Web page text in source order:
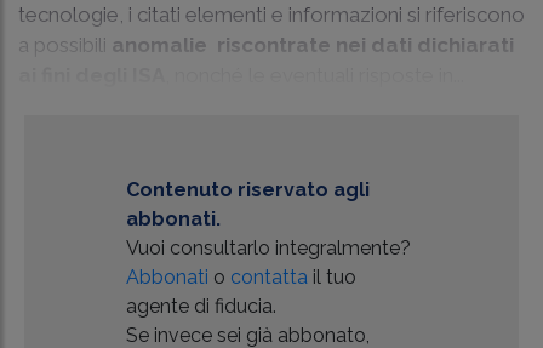
tecnologie, i citati elementi e informazioni si riferiscono
a possibili anomalie riscontrate nei dati dichiarati
Contenuto riservato agli
abbonati.
Vuoi consultarlo integralmente?
Abbonati o contattail tuo
agente di fiducia.
Se invece sei già abbonato,